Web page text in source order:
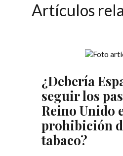
Artículos
¿Debería
seguir los
Reino Unido
prohibición
tabaco?